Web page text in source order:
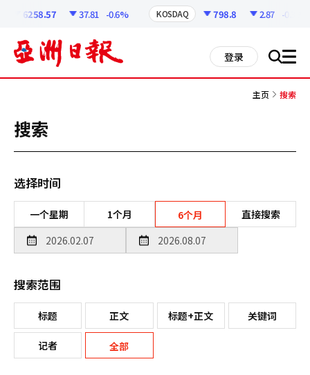
6258.57 37.81 -0.6% KOSDAQ 798.8 2.87 -0.36%
登录 搜 all
主页 搜索
搜索
选择时间
一个星期 1个月 6个月 直接搜索
搜索范围
标题 正文 标题+正文 关键词
记者 全部